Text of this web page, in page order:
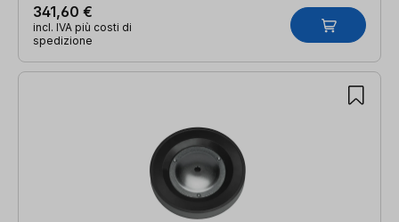
341,60 €
incl. IVA più costi di
spedizione